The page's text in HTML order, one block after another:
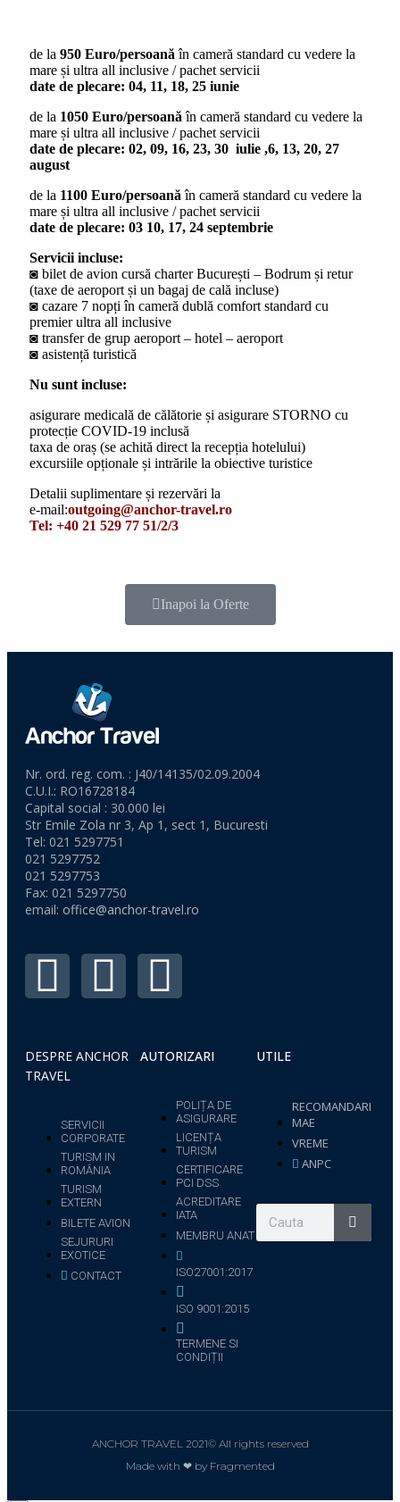
de la 950 Euro/persoanăîn cameră standard cu vedere la
mare și ultra all inclusive / pachet servicii
date de plecare: 04, 11, 18, 25 iunie
de la 1050 Euro/persoanăîn cameră standard cu vedere la
mare și ultra all inclusive / pachet servicii
date de plecare: 02, 09, 16, 23, 30 iulie ,6, 13, 20, 27
august
de la 1100 Euro/persoanăîn cameră standard cu vedere la
mare și ultra all inclusive / pachet servicii
date de plecare: 03 10, 17, 24 septembrie
Servicii incluse:
◙ bilet de avion cursă charter București – Bodrum și retur
(taxe de aeroport și un bagaj de cală incluse)
◙ cazare 7 nopți în cameră dublă comfort standard cu
premier ultra all inclusive
◙ transfer de grup aeroport – hotel – aeroport
◙ asistență turistică
Nu sunt incluse:
asigurare medicală de călătorie și asigurare STORNO cu
protecție COVID-19 inclusă
taxa de oraș (se achită direct la recepția hotelului)
excursiile opționale și intrările la obiective turistice
Detalii suplimentare și rezervări la
e-mail:outgoing@anchor-travel.ro
Tel: +40 21 529 77 51/2/3
Inapoi la Oferte
Nr. ord. reg. com. : J40/14135/02.09.2004
C.U.I.: RO16728184
Capital social : 30.000 lei
Str Emile Zola nr 3, Ap 1, sect 1, Bucuresti
Tel: 021 5297751
021 5297752
021 5297753
Fax: 021 5297750
email: office@anchor-travel.ro
DESPRE ANCHOR
TRAVEL
SERVICII
CORPORATE
TURISM IN
ROMÂNIA
TURISM
EXTERN
BILETE AVION
SEJURURI
EXOTICE
CONTACT
AUTORIZARI
POLIȚA DE
ASIGURARE
LICENȚA
TURISM
CERTIFICARE
PCI DSS
ACREDITARE
IATA
MEMBRU ANAT
ISO27001:2017
ISO 9001:2015
TERMENE SI
CONDIȚII
UTILE
RECOMANDARI
MAE
VREME
ANPC
ANCHOR TRAVEL 2021© All rights reserved
Made with ❤ by Fragmented